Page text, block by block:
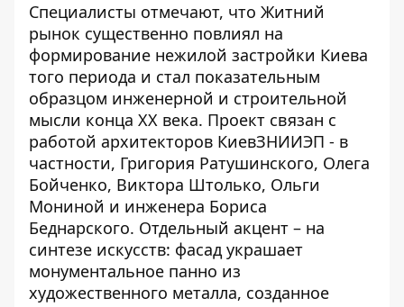
Специалисты отмечают, что Житний
рынок существенно повлиял на
формирование нежилой застройки Киева
того периода и стал показательным
образцом инженерной и строительной
мысли конца ХХ века. Проект связан с
работой архитекторов КиевЗНИИЭП - в
частности, Григория Ратушинского, Олега
Бойченко, Виктора Штолько, Ольги
Мониной и инженера Бориса
Беднарского. Отдельный акцент – на
синтезе искусств: фасад украшает
монументальное панно из
художественного металла, созданное